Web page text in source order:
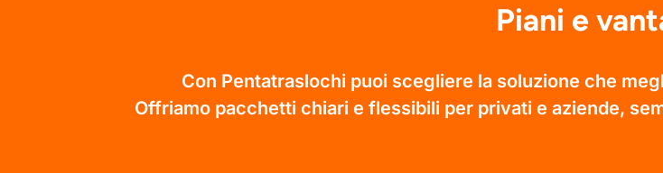
Piani e
Con Pentatraslochi puoi scegliere la soluzione che
Offriamo pacchetti chiari e flessibili per privati e aziende,